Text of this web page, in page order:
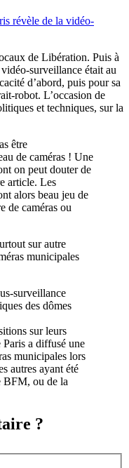
révèle de la vidéo-
de Libération. Puis à
surveillance était au
d’abord, puis pour sa
robot. L’occasion de
et techniques, sur la
être
de caméras ! Une
on peut douter de
article. Les
alors beau jeu de
de caméras ou
sur autre
municipales
surveillance
des dômes
sur leurs
a diffusé une
municipales lors
autres ayant été
BFM, ou de la
?